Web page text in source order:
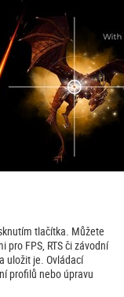
tlačítka. Můžete
FPS, RTS či závodní
uložit je. Ovládací
profilů nebo úpravu